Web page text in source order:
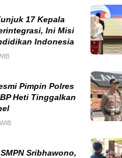
17 Kepala
Ini Misi
Indonesia
Pimpin Polres
Heti Tinggalkan
Sribhawono,